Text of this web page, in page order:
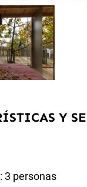
Y
personas